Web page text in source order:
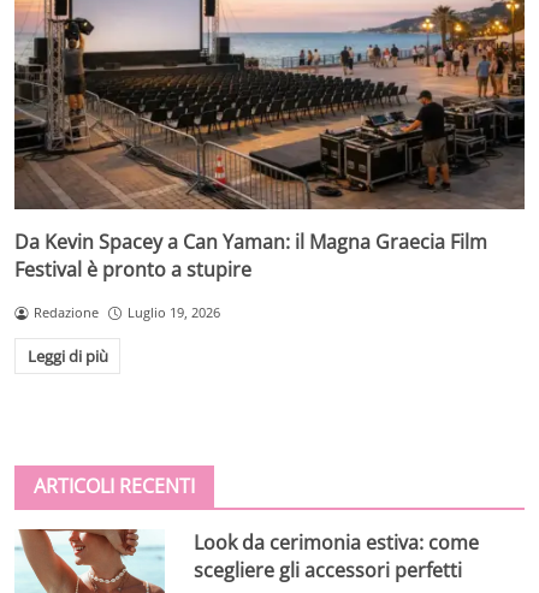
Da Kevin Spacey a Can Yaman: il Magna Graecia Film
Festival è pronto a stupire
Redazione Luglio 19, 2026
Leggi di più
ARTICOLI RECENTI
Look da cerimonia estiva: come
scegliere gli accessori perfetti